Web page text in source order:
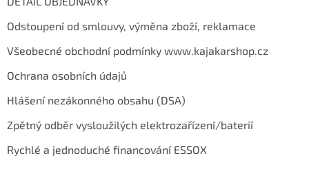
Odstoupení od smlouvy, výměna zboží, reklamace
Všeobecné obchodní podmínky www.kajakarshop.cz
Ochrana osobních údajů
Hlášení nezákonného obsahu (DSA)
Zpětný odběr vysloužilých elektrozařízení/baterií
Rychlé a jednoduché financování ESSOX